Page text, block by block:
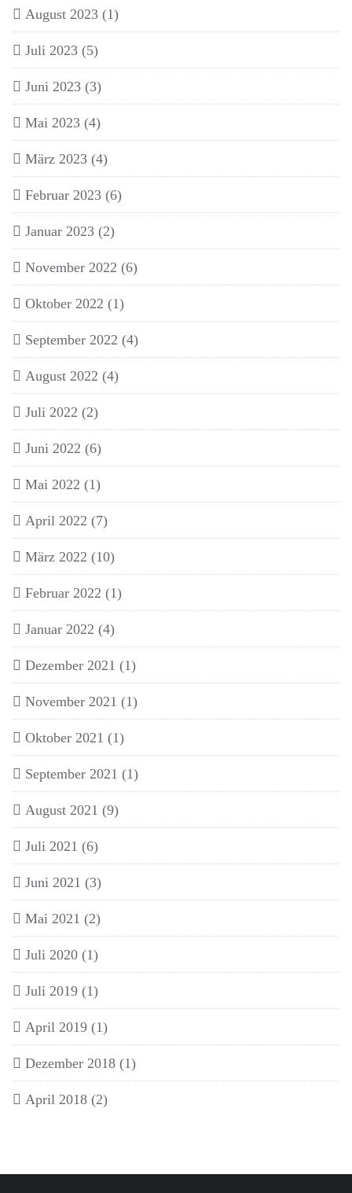
August 2023 (1)
Juli 2023 (5)
Juni 2023 (3)
Mai 2023 (4)
März 2023 (4)
Februar 2023 (6)
Januar 2023 (2)
November 2022 (6)
Oktober 2022 (1)
September 2022 (4)
August 2022 (4)
Juli 2022 (2)
Juni 2022 (6)
Mai 2022 (1)
April 2022 (7)
März 2022 (10)
Februar 2022 (1)
Januar 2022 (4)
Dezember 2021 (1)
November 2021 (1)
Oktober 2021 (1)
September 2021 (1)
August 2021 (9)
Juli 2021 (6)
Juni 2021 (3)
Mai 2021 (2)
Juli 2020 (1)
Juli 2019 (1)
April 2019 (1)
Dezember 2018 (1)
April 2018 (2)